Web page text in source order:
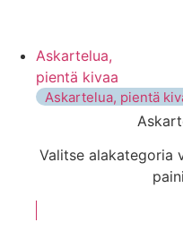
Askartelua,
pientä kivaa
Askartelua, pientä
Valitse alakategoria